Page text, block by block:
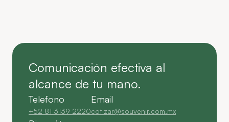
Comunicación efectiva al
alcance de tu mano.
Telefono
+52 81 3139 2220
Email
cotizar@souvenir.com.mx